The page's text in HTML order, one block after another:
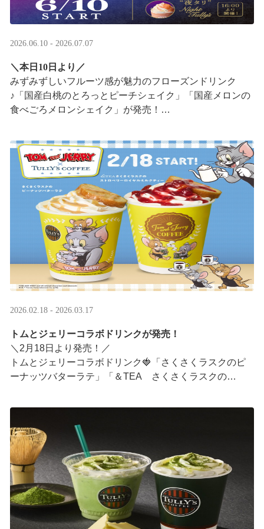
2026.06.10 - 2026.07.07
＼本日10日より／
みずみずしいフルーツ感が魅力のフローズンドリンク
♪「国産白桃のとろっとピーチシェイク」「国産メロンの
食べごろメロンシェイク」が発売！
ホイップクリームが無料で2倍 ···
2026.02.18 - 2026.03.17
トムとジェリーコラボドリンクが発売！
＼2月18日より発売！／
トムとジェリーコラボドリンク🍓「さくさくラスクのピ
ーナッツバターラテ」「＆TEA さくさくラスクの